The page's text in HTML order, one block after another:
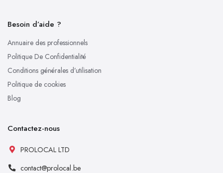
Besoin d’aide ?
Annuaire des professionnels
Politique De Confidentialité
Conditions générales d’utilisation
Politique de cookies
Blog
Contactez-nous
PROLOCAL LTD
contact@prolocal.be